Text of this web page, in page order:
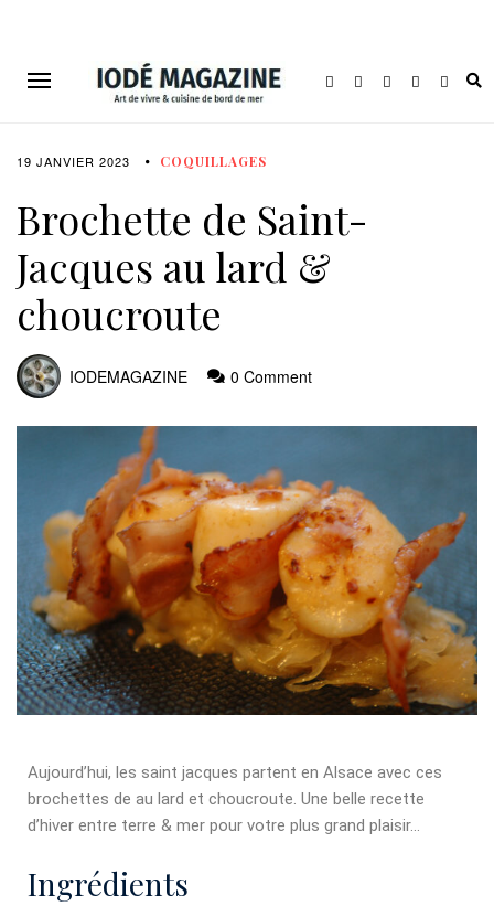
19 JANVIER 2023 COQUILLAGES
Brochette de Saint-
Jacques au lard &
choucroute
IODEMAGAZINE 0 Comment
Aujourd’hui, les saint jacques partent en Alsace avec ces
brochettes de au lard et choucroute. Une belle recette
d’hiver entre terre & mer pour votre plus grand plaisir…
Ingrédients